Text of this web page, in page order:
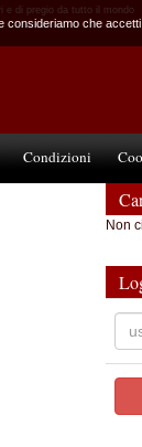
e di pregio da tutto il mondo
Condizioni
Non
che accetti